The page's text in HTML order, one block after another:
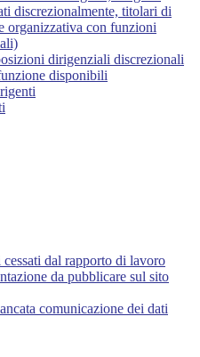
discrezionalmente, titolari di
organizzativa con funzioni
dirigenziali discrezionali
disponibili
dal rapporto di lavoro
da pubblicare sul sito
comunicazione dei dati